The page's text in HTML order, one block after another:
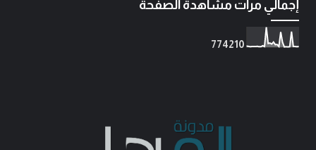
إجمالي مرات مشاهدة الصفحة
774210